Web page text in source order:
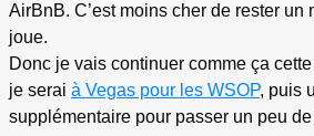
AirBnB. C’est moins cher de rester un
joue.
Donc je vais continuer comme ça
je serai à Vegas pour les WSOP, puis
supplémentaire pour passer un peu